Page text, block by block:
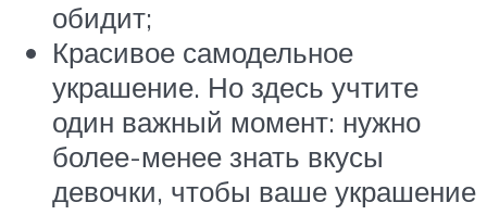
обидит;
Красивое самодельное
украшение. Но здесь учтите
один важный момент: нужно
более-менее знать вкусы
девочки, чтобы ваше украшение